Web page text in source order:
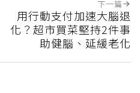
下一篇
用行動支付加速大腦退
化？超市買菜堅持2件事
助健腦、延緩老化